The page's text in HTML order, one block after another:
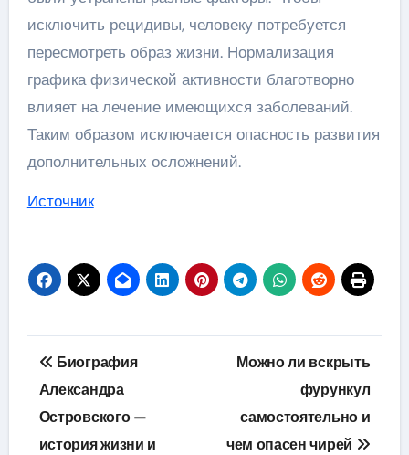
исключить рецидивы, человеку потребуется
пересмотреть образ жизни. Нормализация
графика физической активности благотворно
влияет на лечение имеющихся заболеваний.
Таким образом исключается опасность развития
дополнительных осложнений.
Источник
Навигация
по
записям
Биография
Александра
Островского —
история жизни и
Можно ли вскрыть
фурункул
самостоятельно и
чем опасен чирей